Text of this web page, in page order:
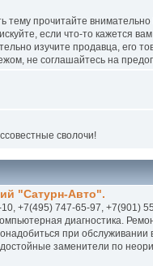
тему прочитайте
если что-то кажется
изучите продавца, его
не соглашайтесь на
сволочи!
"Сатурн-Авто".
+7(495) 747-65-97, +7(901)
диагностика.
при
достойные заменители по